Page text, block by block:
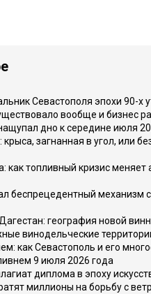
Севастополя эпохи 90-х
вообще и бизнес
дно к середине июля
загнанная в угол, или
как топливный кризис
беспрецедентный механизм
география новой
винодельческие
как Севастополь и его
9 июля 2026 года
диплома в эпоху
миллионы на борьбу с